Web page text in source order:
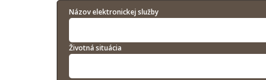
Názov elektronickej služby
Životná situácia